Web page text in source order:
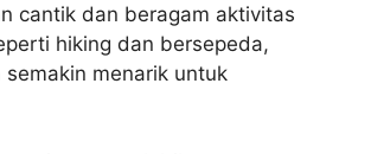
cantik dan beragam aktivitas
hiking dan bersepeda,
semakin menarik untuk